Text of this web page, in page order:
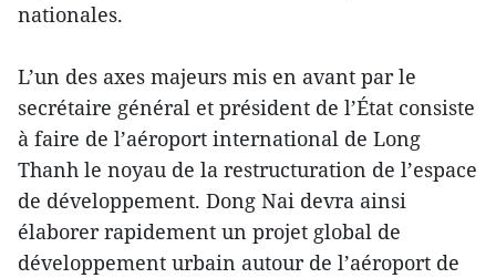
nationales.
L’un des axes majeurs mis en avant par le
secrétaire général et président de l’État consiste
à faire de l’aéroport international de Long
Thanh le noyau de la restructuration de l’espace
de développement. Dong Nai devra ainsi
élaborer rapidement un projet global de
développement urbain autour de l’aéroport de